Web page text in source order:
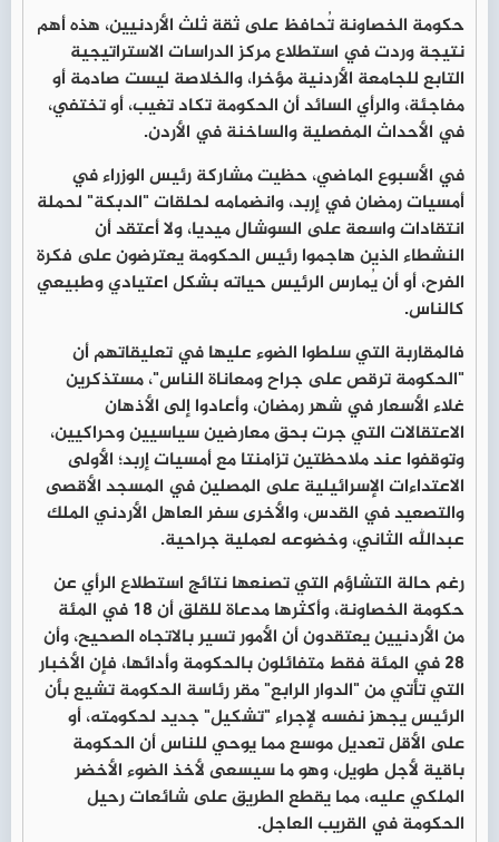
حكومة الخصاونة تُحافظ على ثقة ثلث الأردنيين، هذه أهم
نتيجة وردت في استطلاع مركز الدراسات الاستراتيجية
التابع للجامعة الأردنية مؤخرا، والخلاصة ليست صادمة أو
مفاجئة، والرأي السائد أن الحكومة تكاد تغيب، أو تختفي،
في الأحداث المفصلية والساخنة في الأردن.
في الأسبوع الماضي، حظيت مشاركة رئيس الوزراء في
أمسيات رمضان في إربد، وانضمامه لحلقات "الدبكة" لحملة
انتقادات واسعة على السوشال ميديا، ولا أعتقد أن
النشطاء الذين هاجموا رئيس الحكومة يعترضون على فكرة
الفرح، أو أن يُمارس الرئيس حياته بشكل اعتيادي وطبيعي
كالناس.
فالمقاربة التي سلطوا الضوء عليها في تعليقاتهم أن
"الحكومة ترقص على جراح ومعاناة الناس"، مستذكرين
غلاء الأسعار في شهر رمضان، وأعادوا إلى الأذهان
الاعتقالات التي جرت بحق معارضين سياسيين وحراكيين،
وتوقفوا عند ملاحظتين تزامنتا مع أمسيات إربد؛ الأولى
الاعتداءات الإسرائيلية على المصلين في المسجد الأقصى
والتصعيد في القدس، والأخرى سفر العاهل الأردني الملك
عبدالله الثاني، وخضوعه لعملية جراحية.
رغم حالة التشاؤم التي تصنعها نتائج استطلاع الرأي عن
حكومة الخصاونة، وأكثرها مدعاة للقلق أن 18 في المئة
من الأردنيين يعتقدون أن الأمور تسير بالاتجاه الصحيح، وأن
28 في المئة فقط متفائلون بالحكومة وأدائها، فإن الأخبار
التي تأتي من "الدوار الرابع" مقر رئاسة الحكومة تشيع بأن
الرئيس يجهز نفسه لإجراء "تشكيل" جديد لحكومته، أو
على الأقل تعديل موسع مما يوحي للناس أن الحكومة
باقية لأجل طويل، وهو ما سيسعى لأخذ الضوء الأخضر
الملكي عليه، مما يقطع الطريق على شائعات رحيل
الحكومة في القريب العاجل.